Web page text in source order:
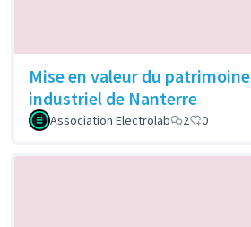
Mise en valeur du patrimoine
industriel de Nanterre
Association Electrolab 2 0